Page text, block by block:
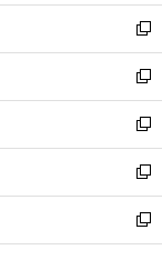
開
く
ウ
で
開
く
ン
ド
ウ
で
開
く
ウ
ィ
ン
ド
ウ
で
開
く
し
い
ウ
ィ
ン
ド
ウ
で
開
く
新
し
い
ウ
ィ
ン
ド
ウ
で
開
新
し
い
ウ
ィ
ン
ド
ウ
新
し
い
ウ
ィ
ン
新
し
い
ウ
新
し